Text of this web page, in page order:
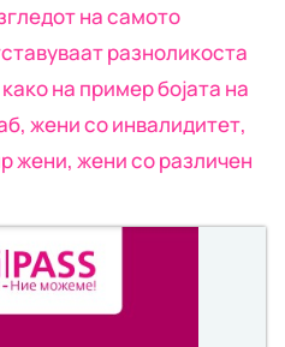
на самото
разноликоста
на пример бојата на
жени со инвалидитет,
жени, жени со различен